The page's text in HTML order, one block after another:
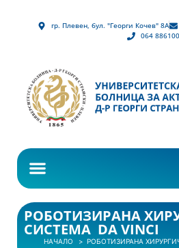
гр. Плевен, бул. "Георги Кочев" 8А
064 886100
РОБОТИЗИРАНА
СИСТЕМА DA VINCI
НАЧАЛО РОБОТИЗИРАНА